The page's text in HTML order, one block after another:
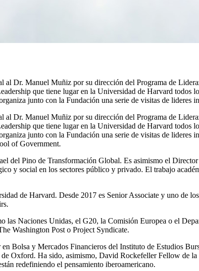
Dr. Manuel Muñiz por su dirección del Programa de
que tiene lugar en la Universidad de Harvard todos
junto con la Fundación una serie de visitas de
Dr. Manuel Muñiz por su dirección del Programa de
que tiene lugar en la Universidad de Harvard todos
junto con la Fundación una serie de visitas de lideres
of Government.
del Pino de Transformación Global. Es asimismo el
y social en los sectores público y privado. El trabajo
de Harvard. Desde 2017 es Senior Associate y uno de
Naciones Unidas, el G20, la Comisión Europea o el
Washington Post o Project Syndicate.
Bolsa y Mercados Financieros del Instituto de Estudios
Oxford. Ha sido, asimismo, David Rockefeller Fellow de
redefiniendo el pensamiento iberoamericano.